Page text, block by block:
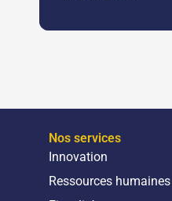
Nos services
Innovation
Ressources humaines